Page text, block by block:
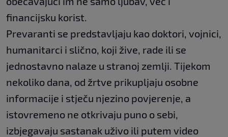
financijsku korist.
Prevaranti se predstavljaju kao doktori, vojnici,
humanitarci i slično, koji žive, rade ili se
jednostavno nalaze u stranoj zemlji. Tijekom
nekoliko dana, od žrtve prikupljaju osobne
informacije i stječu njezino povjerenje, a
istovremeno ne otkrivaju puno o sebi,
izbjegavaju sastanak uživo ili putem video